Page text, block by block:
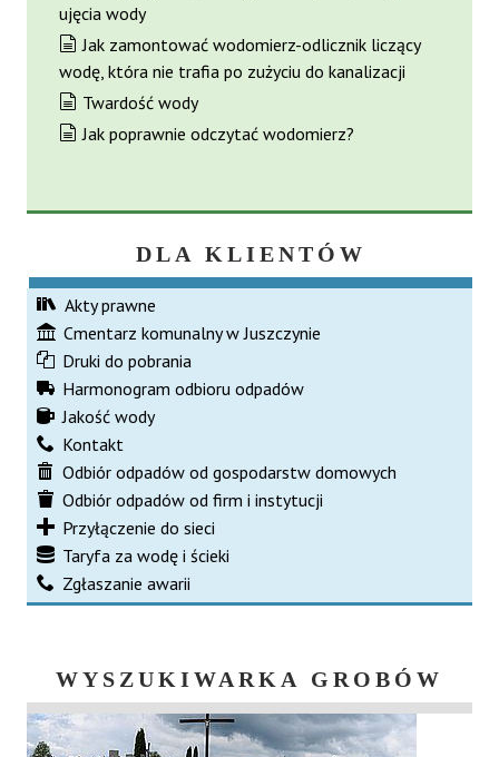
ujęcia wody
Jak zamontować wodomierz-odlicznik liczący
wodę, która nie trafia po zużyciu do kanalizacji
Twardość wody
Jak poprawnie odczytać wodomierz?
DLA KLIENTÓW
Akty prawne
Cmentarz komunalny w Juszczynie
Druki do pobrania
Harmonogram odbioru odpadów
Jakość wody
Kontakt
Odbiór odpadów od gospodarstw domowych
Odbiór odpadów od firm i instytucji
Przyłączenie do sieci
Taryfa za wodę i ścieki
Zgłaszanie awarii
WYSZUKIWARKA GROBÓW